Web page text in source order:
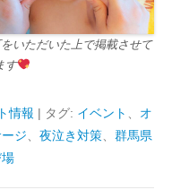
いただいた上で掲載させて
す
情報 | タグ: イベント
オ
ジ 夜泣き対策
群馬県